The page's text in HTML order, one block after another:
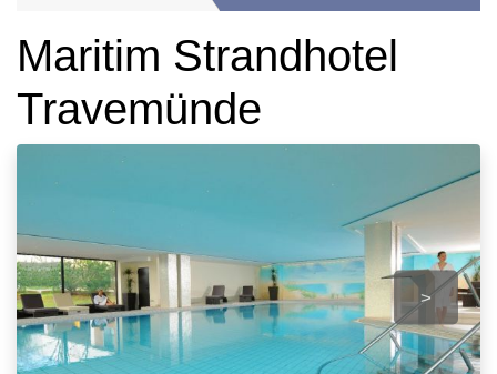
Maritim Strandhotel
Travemünde
>